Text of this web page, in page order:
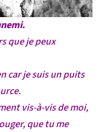
que je peux
car je suis un puits
vis-à-vis de moi,
que tu me